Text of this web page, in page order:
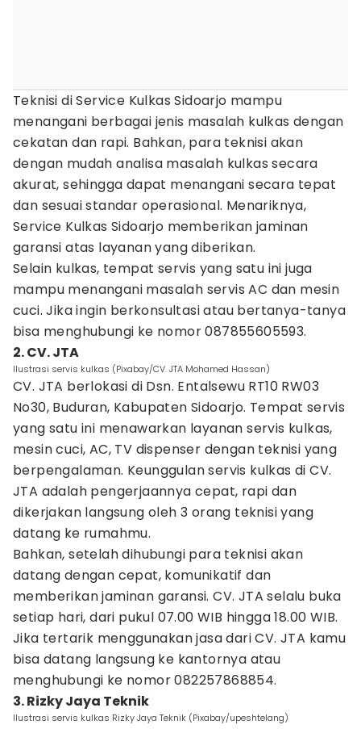
Teknisi di Service Kulkas Sidoarjo mampu
menangani berbagai jenis masalah kulkas dengan
cekatan dan rapi. Bahkan, para teknisi akan
dengan mudah analisa masalah kulkas secara
akurat, sehingga dapat menangani secara tepat
dan sesuai standar operasional. Menariknya,
Service Kulkas Sidoarjo memberikan jaminan
garansi atas layanan yang diberikan.
Selain kulkas, tempat servis yang satu ini juga
mampu menangani masalah servis AC dan mesin
cuci. Jika ingin berkonsultasi atau bertanya-tanya
bisa menghubungi ke nomor 087855605593.
2. CV. JTA
Ilustrasi servis kulkas (Pixabay/CV. JTA Mohamed Hassan)
CV. JTA berlokasi di Dsn. Entalsewu RT10 RW03
No30, Buduran, Kabupaten Sidoarjo. Tempat servis
yang satu ini menawarkan layanan servis kulkas,
mesin cuci, AC, TV dispenser dengan teknisi yang
berpengalaman. Keunggulan servis kulkas di CV.
JTA adalah pengerjaannya cepat, rapi dan
dikerjakan langsung oleh 3 orang teknisi yang
datang ke rumahmu.
Bahkan, setelah dihubungi para teknisi akan
datang dengan cepat, komunikatif dan
memberikan jaminan garansi. CV. JTA selalu buka
setiap hari, dari pukul 07.00 WIB hingga 18.00 WIB.
Jika tertarik menggunakan jasa dari CV. JTA kamu
bisa datang langsung ke kantornya atau
menghubungi ke nomor 082257868854.
3. Rizky Jaya Teknik
Ilustrasi servis kulkas Rizky Jaya Teknik (Pixabay/upeshtelang)